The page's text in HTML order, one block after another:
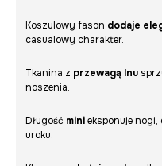
Koszulowy fason dodaje
casualowy charakter.
Tkanina z przewagą lnu
noszenia.
Długość minieksponuje
uroku.